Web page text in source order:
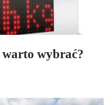
warto wybrać?